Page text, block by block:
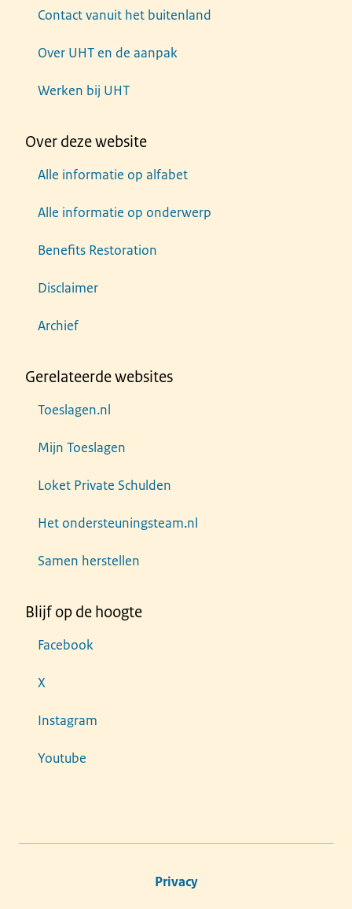
Contact vanuit het buitenland
Over UHT en de aanpak
Werken bij UHT
Over deze website
Alle informatie op alfabet
Alle informatie op onderwerp
Benefits Restoration
Disclaimer
Archief
Gerelateerde websites
Toeslagen.nl
Mijn Toeslagen
Loket Private Schulden
Het ondersteuningsteam.nl
Samen herstellen
Blijf op de hoogte
Facebook
X
Instagram
Youtube
Privacy